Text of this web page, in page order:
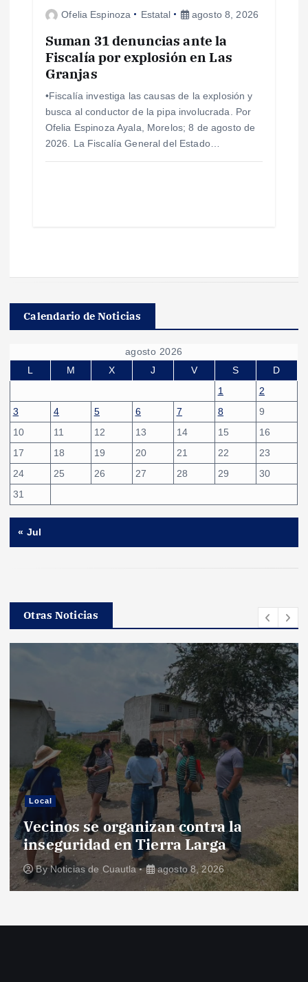
Ofelia Espinoza Estatal agosto 8, 2026
Suman 31 denuncias ante la
Fiscalía por explosión en Las
Granjas
•Fiscalía investiga las causas de la explosión y
busca al conductor de la pipa involucrada. Por
Ofelia Espinoza Ayala, Morelos; 8 de agosto de
2026. La Fiscalía General del Estado…
Calendario de Noticias
agosto 2026
L
M X J V S
D
1
2
3
4 5 6 7 8
9
10
11 12 13 14 15
16
17
18 19 20 21 22
23
24
25 26 27 28 29
30
31
« Jul
Otras Noticias
Local
Vecinos se organizan contra la
inseguridad en Tierra Larga
ByNoticias de Cuautla agosto 8, 2026